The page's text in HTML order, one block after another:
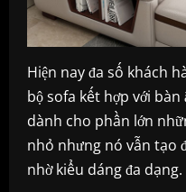
Hiện nay đa số khách
bộ sofa kết hợp với
dành cho phần lớn
nhỏ nhưng nó vẫn tạo
nhờ kiểu dáng đa dạng.